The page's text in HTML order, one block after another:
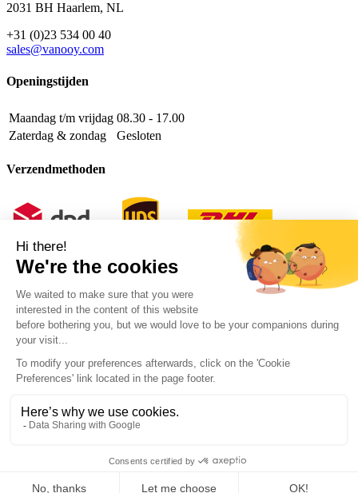
2031 BH Haarlem, NL
+31 (0)23 534 00 40
sales@vanooy.com
Openingstijden
Maandag t/m vrijdag 08.30 - 17.00
Zaterdag & zondag
Gesloten
Verzendmethoden
Privacyverklaring